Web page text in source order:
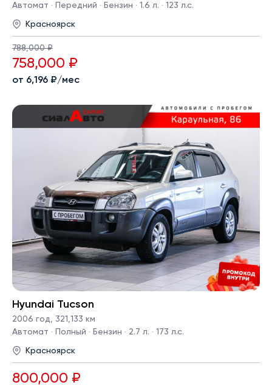
Автомат · Передний · Бензин · 1.6 л. · 123 л.с.
Красноярск
788,000 ₽
758,000 ₽
от 6,196 ₽/мес
Hyundai Tucson
2006 год, 321,133 км
Автомат · Полный · Бензин · 2.7 л. · 173 л.с.
Красноярск
800,000 ₽